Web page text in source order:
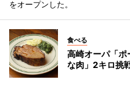
をオープンした。
食べる
高崎オーパ「
な肉」2キロ挑